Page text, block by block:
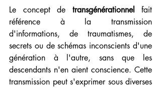
Le concept de transgénérationnel
fait
référence à la transmission
d'informations, de traumatismes, de
secrets ou de schémas inconscients d'une
génération à l'autre, sans que les
descendants n'en aient conscience. Cette
transmission peut s'exprimer sous diverses